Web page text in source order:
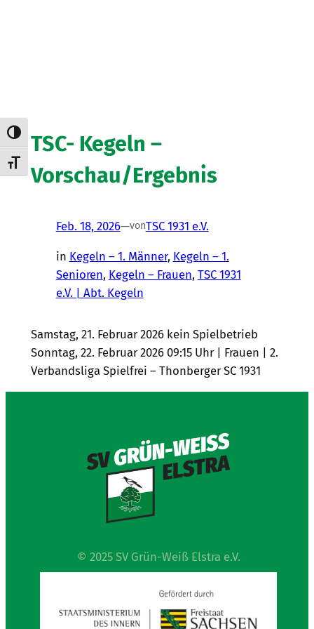
Umschalten auf hohe Kontraste
Schrift vergrößern
TSC- Kegeln –
Vorschau/Ergebnis
Feb. 18, 2026—vonTSC 1931 e.V.
in Kegeln – 1. Männer, Kegeln – 1.
Senioren, Kegeln – Frauen, TSC 1931
e.V. | Abt. Kegeln
Samstag, 21. Februar 2026 kein Spielbetrieb
Sonntag, 22. Februar 2026 09:15 Uhr | Frauen | 2.
Verbandsliga Spielfrei – Thonberger SC 1931
© 2025 SV Grün-Weiß Elstra e.V.